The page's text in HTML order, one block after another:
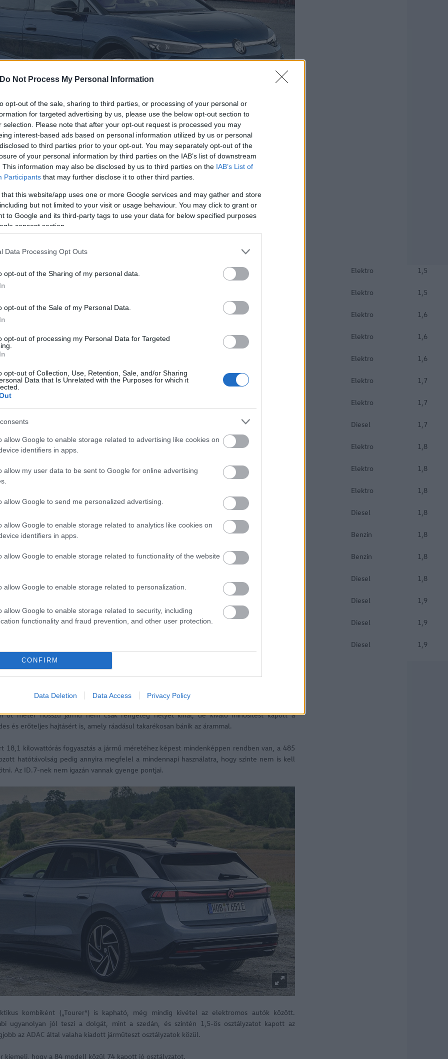
Do Not Process My Personal Information
opt-out of the sale, sharing to third parties, or processing of your personal or
for targeted advertising by us, please use the below opt-out section to
selection. Please note that after your opt-out request is processed you may
interest-based ads based on personal information utilized by us or personal
to third parties prior to your opt-out. You may separately opt-out of the
of your personal information by third parties on the IAB’s list of downstream
This information may also be disclosed by us to third parties on the IAB’s List of
Participants that may further disclose it to other third parties.
that this website/app uses one or more Google services and may gather and store
but not limited to your visit or usage behaviour. You may click to grant or
to Google and its third-party tags to use your data for below specified purposes
consent section.
Data Processing Opt Outs
opt-out of the Sharing of my personal data.
opt-out of the Sale of my Personal Data.
opt-out of processing my Personal Data for Targeted
opt-out of Collection, Use, Retention, Sale, and/or Sharing
Data that Is Unrelated with the Purposes for which it
allow Google to enable storage related to advertising like cookies on
identifiers in apps.
allow my user data to be sent to Google for online advertising
allow Google to send me personalized advertising.
allow Google to enable storage related to analytics like cookies on
identifiers in apps.
allow Google to enable storage related to functionality of the website
allow Google to enable storage related to personalization.
allow Google to enable storage related to security, including
functionality and fraud prevention, and other user protection.
CONFIRM
Data Deletion Data Access Privacy Policy
az „elektromos Passat” még olyan, jóval drágább modelleket is megelőzött, mint a
(mindkettő 1,6 pontot kapott) vagy a Mercedes EQE SUV (1,7-es pontszám). És még a
a Passat TDI , is „csak” 1,8-as összpontszámot ért el a tesztek során.
ezek a pontszámok mind-mind csúcsértékek, hiszen összesen 18 modell kapott még
előtt.
(2024)*
jó, 2,5-ig jó, 3,5-ig kielégítő, 4,5-ig még megfelelt, 4,5 felett nem felelt meg
ID.7 Pro Elektro 1,5
Elektro 1,5
i5 eDrive40 Elektro 1,6
Taycan Performancebatterie Plus Elektro 1,6
Elektro 1,6
EV9 Elektro 1,7
Elektro 1,7
Diesel 1,7
Q4 Sportback 45 e-tron Elektro 1,8
G80 Electrified Elektro 1,8
Elektro 1,8
Diesel 1,8
E 200 Benzin 1,8
Superb 1.5 TSI mHEV Benzin 1,8
Diesel 1,8
Diesel 1,9
520d Diesel 1,9
Diesel 1,9
öt méter hosszú jármű nem csak rengeteg helyet kínál, de kiváló minősítést kapott a
és erőteljes hajtásért is, amely ráadásul takarékosan bánik az árammal.
18,1 kilowattórás fogyasztás a jármű méretéhez képest mindenképpen rendben van, a 485
hatótávolság pedig annyira megfelel a mindennapi használatra, hogy szinte nem is kell
Az ID.7-nek nem igazán vannak gyenge pontjai.
kombiként („Tourer”) is kapható, még mindig kivétel az elektromos autók között.
ugyanolyan jól teszi a dolgát, mint a szedán, és szintén 1,5-ös osztályzatot kapott az
az ADAC által valaha kiadott járműteszt osztályzatok közül.
kiemeli, hogy a 84 modell közül 74 kapott jó osztályzatot.